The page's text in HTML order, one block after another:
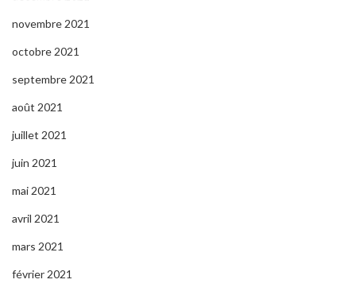
novembre 2021
octobre 2021
septembre 2021
août 2021
juillet 2021
juin 2021
mai 2021
avril 2021
mars 2021
février 2021